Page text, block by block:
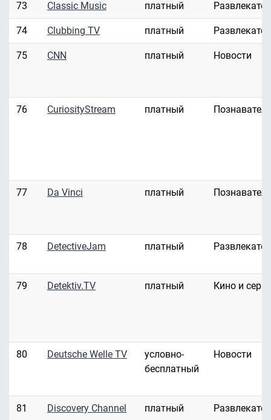
73 Classic Music платный
74 Clubbing TV платный
75 CNN платный Новости
76 CuriosityStream платный
77 Da Vinci платный
78 DetectiveJam платный
79 Detektiv.TV платный Кино и
80 Deutsche Welle TV
условно-
бесплатный
Новости
81 Discovery Channel платный